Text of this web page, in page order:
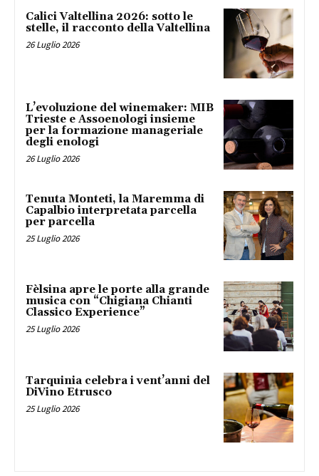
Calici Valtellina 2026: sotto le
stelle, il racconto della Valtellina
26 Luglio 2026
L’evoluzione del winemaker: MIB
Trieste e Assoenologi insieme
per la formazione manageriale
degli enologi
26 Luglio 2026
Tenuta Monteti, la Maremma di
Capalbio interpretata parcella
per parcella
25 Luglio 2026
Fèlsina apre le porte alla grande
musica con “Chigiana Chianti
Classico Experience”
25 Luglio 2026
Tarquinia celebra i vent’anni del
DiVino Etrusco
25 Luglio 2026